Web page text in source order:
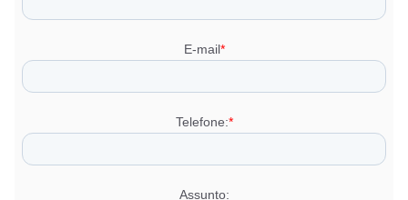
E-mail*
Telefone:*
Assunto: